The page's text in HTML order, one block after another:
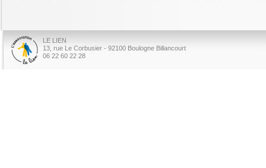
LE LIEN
13, rue Le Corbusier - 92100 Boulogne Billancourt
06 22 60 22 28